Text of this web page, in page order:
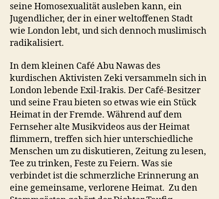
seine Homosexualität ausleben kann, ein
Jugendlicher, der in einer weltoffenen Stadt
wie London lebt, und sich dennoch muslimisch
radikalisiert.
In dem kleinen Café Abu Nawas des
kurdischen Aktivisten Zeki versammeln sich in
London lebende Exil-Irakis. Der Café-Besitzer
und seine Frau bieten so etwas wie ein Stück
Heimat in der Fremde. Während auf dem
Fernseher alte Musikvideos aus der Heimat
flimmern, treffen sich hier unterschiedliche
Menschen um zu diskutieren, Zeitung zu lesen,
Tee zu trinken, Feste zu Feiern. Was sie
verbindet ist die schmerzliche Erinnerung an
eine gemeinsame, verlorene Heimat. Zu den